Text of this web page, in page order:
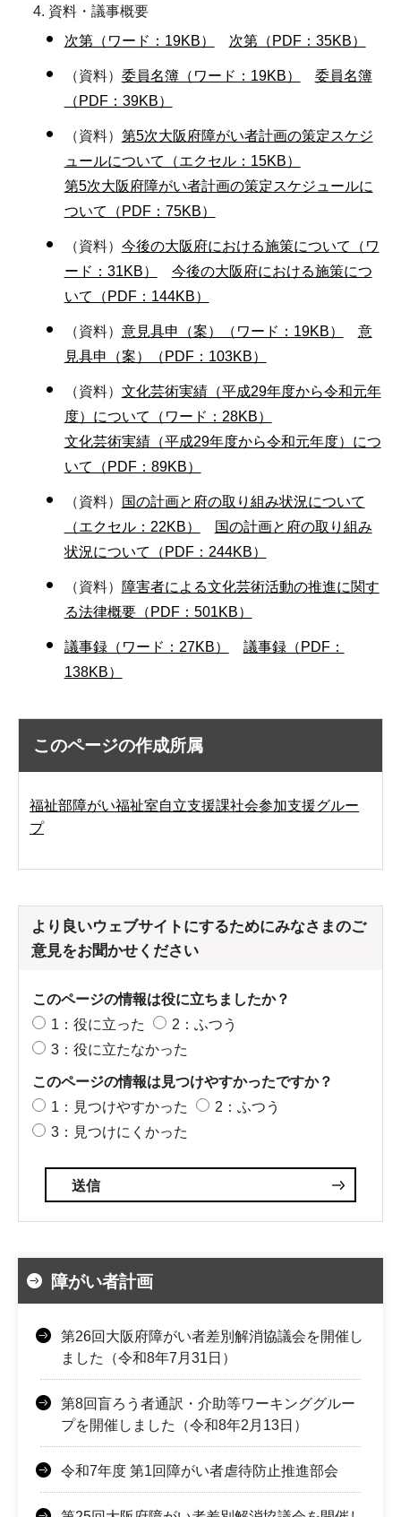
資料・議事概要
次第（ワード：19KB）
次第（PDF：35KB）
（資料） 委員名簿（ワード：19KB）
委員名簿
（PDF：39KB）
（資料） 第5次大阪府障がい者計画の策定スケジ
ュールについて（エクセル：15KB）
第5次大阪府障がい者計画の策定スケジュールに
ついて（PDF：75KB）
（資料） 今後の大阪府における施策について（ワ
ード：31KB）
今後の大阪府における施策につ
いて（PDF：144KB）
（資料） 意見具申（案）（ワード：19KB）
意
見具申（案）（PDF：103KB）
（資料） 文化芸術実績（平成29年度から令和元年
度）について（ワード：28KB）
文化芸術実績（平成29年度から令和元年度）につ
いて（PDF：89KB）
（資料）
国の計画と府の取り組み状況について
（エクセル：22KB）
国の計画と府の取り組み
状況について（PDF：244KB）
（資料） 障害者による文化芸術活動の推進に関す
る法律概要（PDF：501KB）
議事録（ワード：27KB）
議事録（PDF：
138KB）
このページの作成所属
福祉部障がい福祉室自立支援課社会参加支援グルー
プ
より良いウェブサイトにするためにみなさまのご
意見をお聞かせください
このページの情報は役に立ちましたか？
1：役に立った
2：ふつう
3：役に立たなかった
このページの情報は見つけやすかったですか？
1：見つけやすかった
2：ふつう
3：見つけにくかった
障がい者計画
第26回大阪府障がい者差別解消協議会を開催し
ました（令和8年7月31日）
第8回盲ろう者通訳・介助等ワーキンググルー
プを開催しました（令和8年2月13日）
令和7年度 第1回障がい者虐待防止推進部会